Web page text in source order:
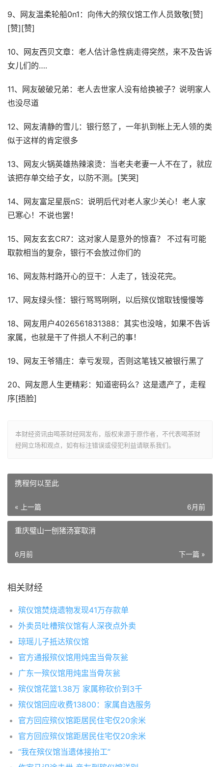
9、网友温柔轮船0n1：向伟大的殡仪馆工作人员致敬[赞]
[赞][赞]
10、网友西贝文章：老人估计急性病走得突然，来不及告诉
女儿们的….
11、网友破破兄弟：老人去世家人没有给换被子？说明家人
也没尽道
12、网友清静的雪儿：银行怒了，一年扒到帐上无人领的类
似于这样的肯定很多
13、网友火锅英雄热辣滚烫：当老夫老妻一人不在了，就应
该把存单交给子女，以防不测。[笑哭]
14、网友富足星辰nS：说明后代对老人家少关心！老人家
已寒心！不说也罢！
15、网友玄玄CR7：这对家人是意外的惊喜？ 不过有可能
取款相当的复杂，银行不会放过你们的
16、网友陈村路开心的豆干：人走了，钱没花完。
17、网友绿头怪：银行骂骂咧咧，以后殡仪馆取钱慢慢等
18、网友用户4026561831388：其实也没啥，如果不告诉
家属，也就是干了件损人不利己的事！
19、网友王爷猎庄：幸亏发现，否则这笔钱又被银行黑了
20、网友愿人生更精彩：知道密码么？这是遗产了，走程
序[捂脸]
本财经资讯由喝茶财经网发布，版权来源于原作者，不代表喝茶财
经网立场和观点，如有标注错误或侵犯利益请联系我们。
携程何以至此
« 上一篇 6月前
重庆璧山一刨猪汤宴取消
下一篇 »
6月前
相关财经
殡仪馆焚烧遗物发现41万存款单
外卖员吐槽殡仪馆有人深夜点外卖
琼瑶儿子抵达殡仪馆
官方通报殡仪馆用炖盅当骨灰瓮
广东一殡仪馆用炖盅当骨灰瓮
殡仪馆花篮1.38万 家属称砍价到3千
殡仪馆回应收费13800：家属自选服务
官方回应殡仪馆距居民住宅仅20余米
官方回应殡仪馆距居民住宅仅20余米
“我在殡仪馆当遗体接抬工”